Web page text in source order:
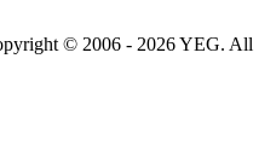
© 2006 - 2026 YEG. All